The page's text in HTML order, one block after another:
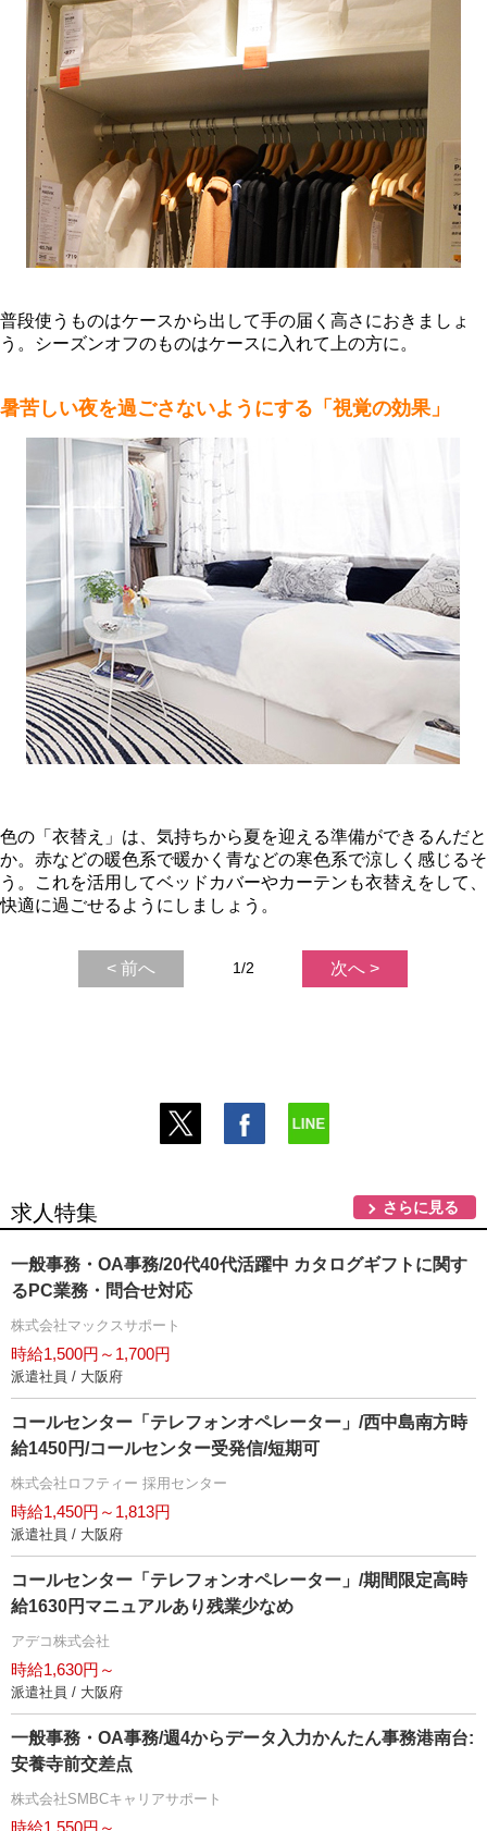
普段使うものはケースから出して手の届く高さにおきましょ
う。シーズンオフのものはケースに入れて上の方に。
暑苦しい夜を過ごさないようにする「視覚の効果」
色の「衣替え」は、気持ちから夏を迎える準備ができるんだと
か。赤などの暖色系で暖かく青などの寒色系で涼しく感じるそ
う。これを活用してベッドカバーやカーテンも衣替えをして、
快適に過ごせるようにしましょう。
< 前へ 1/2 次へ >
求人特集 さらに見る
一般事務・OA事務/20代40代活躍中 カタログギフトに関す
るPC業務・問合せ対応
株式会社マックスサポート
時給1,500円～1,700円
派遣社員 / 大阪府
コールセンター「テレフォンオペレーター」/西中島南方時
給1450円/コールセンター受発信/短期可
株式会社ロフティー 採用センター
時給1,450円～1,813円
派遣社員 / 大阪府
コールセンター「テレフォンオペレーター」/期間限定高時
給1630円マニュアルあり残業少なめ
アデコ株式会社
時給1,630円～
派遣社員 / 大阪府
一般事務・OA事務/週4からデータ入力かんたん事務港南台:
安養寺前交差点
株式会社SMBCキャリアサポート